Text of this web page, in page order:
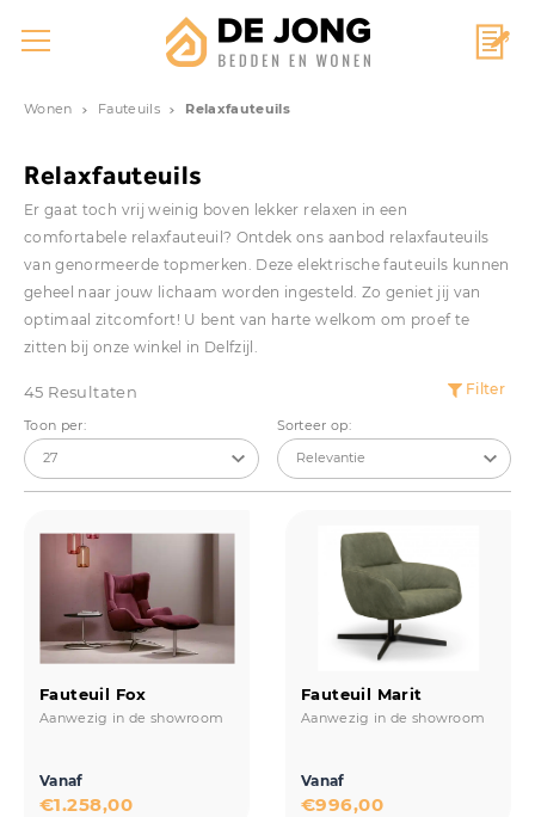
Wonen Fauteuils Relaxfauteuils
Relaxfauteuils
Er gaat toch vrij weinig boven lekker relaxen in een
comfortabele relaxfauteuil? Ontdek ons aanbod relaxfauteuils
van genormeerde topmerken. Deze elektrische fauteuils kunnen
geheel naar jouw lichaam worden ingesteld. Zo geniet jij van
optimaal zitcomfort! U bent van harte welkom om proef te
zitten bij onze winkel in Delfzijl.
45 Resultaten Filter
Toon per: Sorteer op:
Fauteuil Fox
Aanwezig in de showroom
Vanaf
€1.258,00
Fauteuil Marit
Aanwezig in de showroom
Vanaf
€996,00